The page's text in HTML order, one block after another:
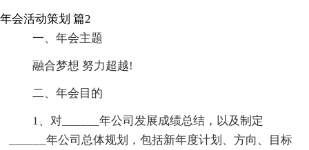
年会活动策划 篇2
一、年会主题
融合梦想 努力超越!
二、年会目的
1、对______年公司发展成绩总结，以及制定
______年公司总体规划，包括新年度计划、方向、目标